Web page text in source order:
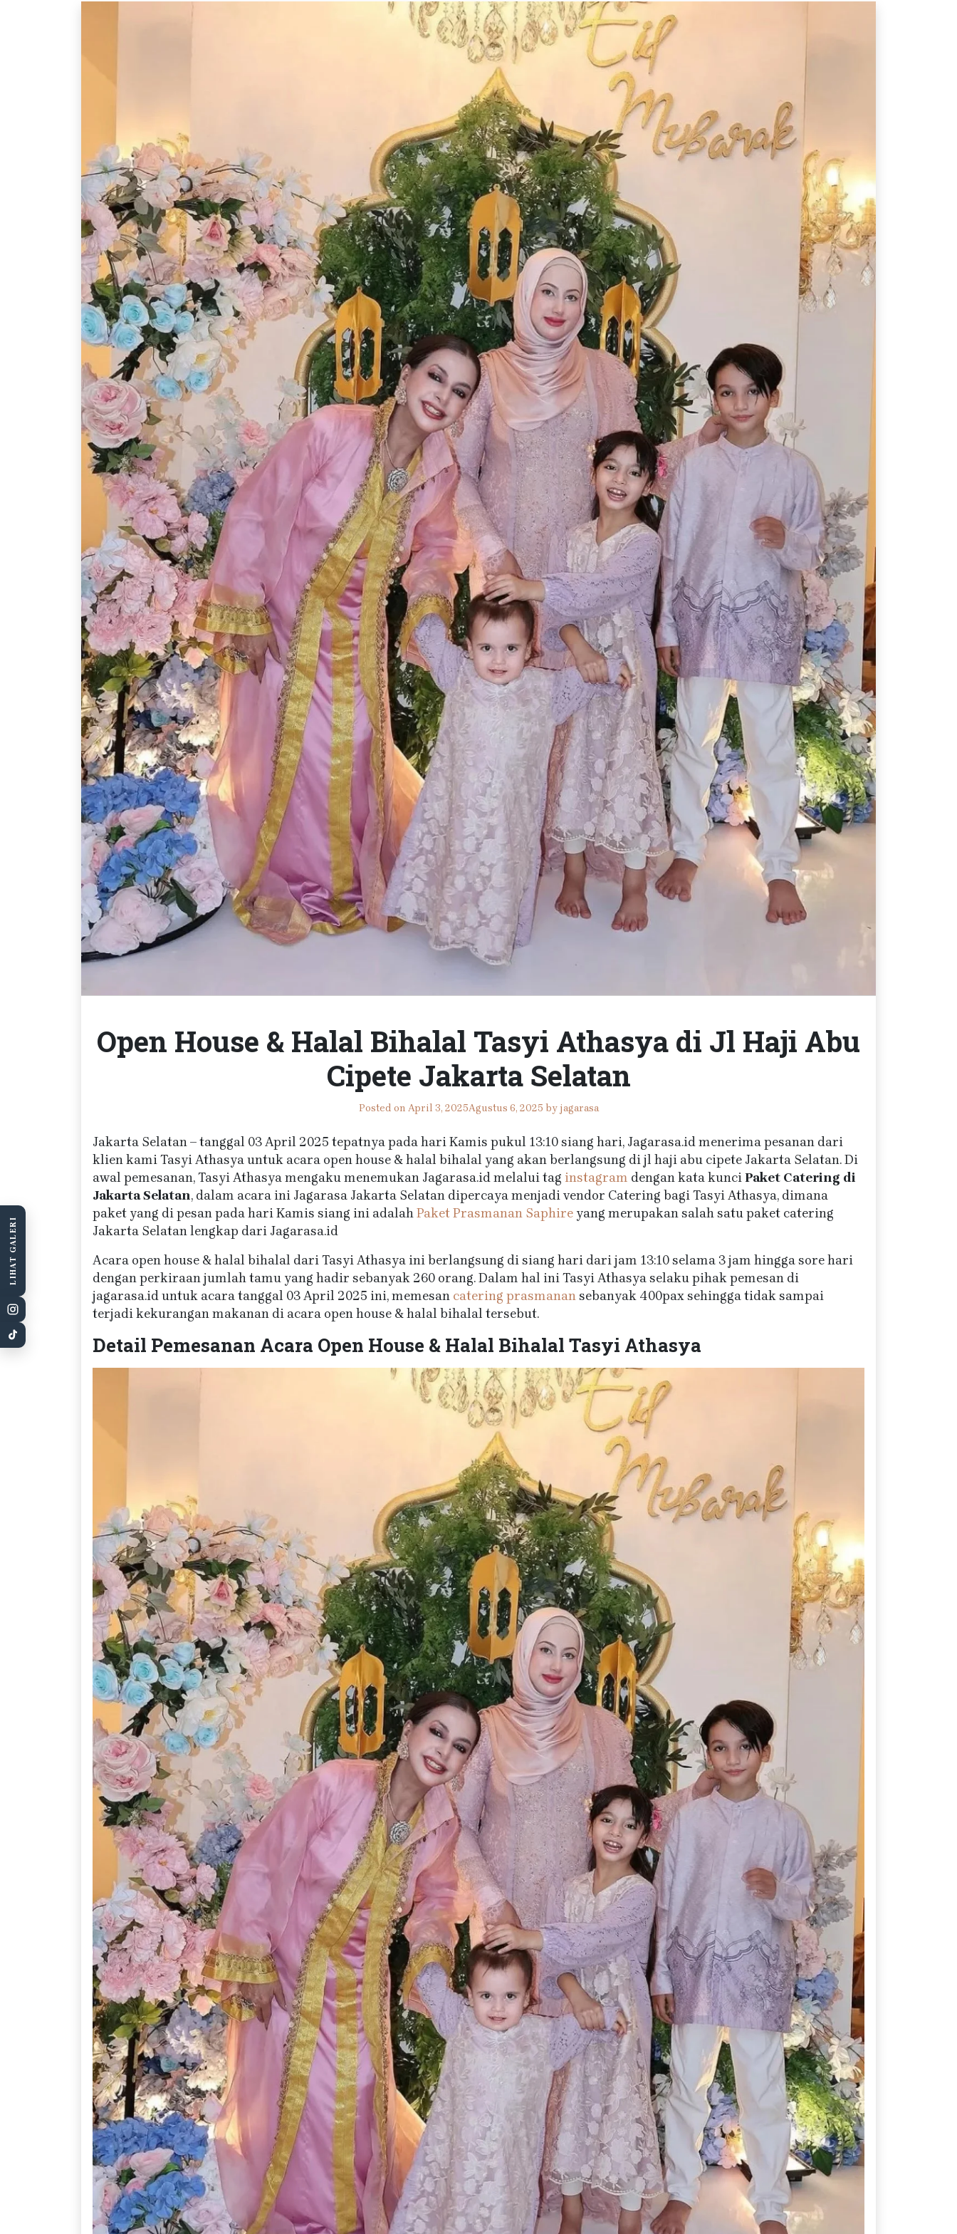
Open House & Halal Bihalal Tasyi Athasya di Jl Haji Abu
Cipete Jakarta Selatan
Posted on April 3, 2025Agustus 6, 2025 by jagarasa
Jakarta Selatan – tanggal 03 April 2025 tepatnya pada hari Kamis pukul 13:10 siang hari, Jagarasa.id menerima pesanan dari
klien kami Tasyi Athasya untuk acara open house & halal bihalal yang akan berlangsung di jl haji abu cipete Jakarta Selatan. Di
awal pemesanan, Tasyi Athasya mengaku menemukan Jagarasa.id melalui tag instagram dengan kata kunciPaket Catering di
Jakarta Selatan, dalam acara ini Jagarasa Jakarta Selatan dipercaya menjadi vendor Catering bagi Tasyi Athasya, dimana
paket yang di pesan pada hari Kamis siang ini adalahPaket Prasmanan Saphire yang merupakan salah satu paket catering
Jakarta Selatan lengkap dari Jagarasa.id
Acara open house & halal bihalal dari Tasyi Athasya ini berlangsung di siang hari dari jam 13:10 selama 3 jam hingga sore hari
dengan perkiraan jumlah tamu yang hadir sebanyak 260 orang. Dalam hal ini Tasyi Athasya selaku pihak pemesan di
jagarasa.id untuk acara tanggal 03 April 2025 ini, memesan catering prasmanansebanyak 400pax sehingga tidak sampai
terjadi kekurangan makanan di acara open house & halal bihalal tersebut.
Detail Pemesanan Acara Open House & Halal Bihalal Tasyi Athasya
LIHAT GALERI